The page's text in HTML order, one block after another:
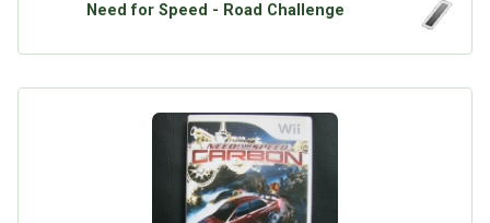
Need for Speed - Road Challenge